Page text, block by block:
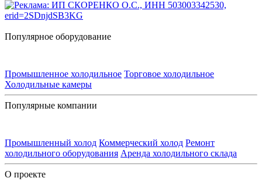
Популярное оборудование
Промышленное холодильное Торговое холодильное
Холодильные камеры
Популярные компании
Промышленный холод Коммерческий холод Ремонт
холодильного оборудования Аренда холодильного склада
О проекте